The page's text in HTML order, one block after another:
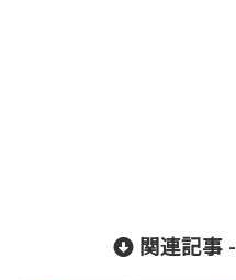
関連記事 -